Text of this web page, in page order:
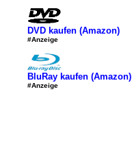
DVD kaufen (Amazon)
#Anzeige
BluRay kaufen (Amazon)
#Anzeige